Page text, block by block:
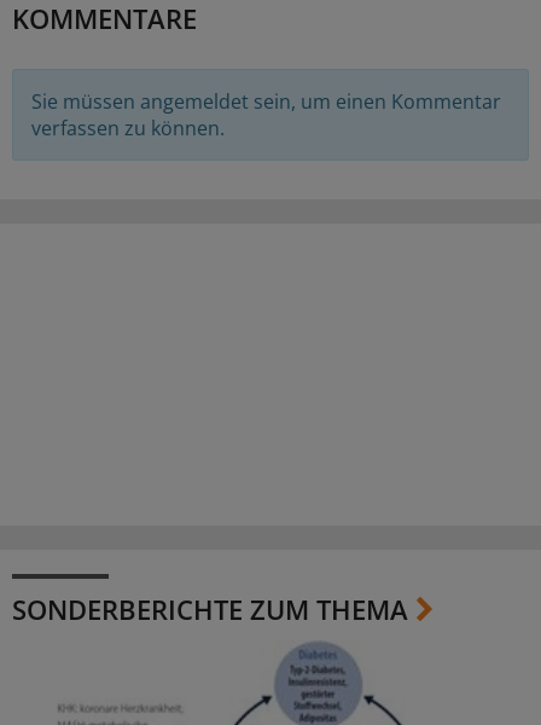
KOMMENTARE
Sie müssen angemeldet sein, um einen Kommentar
verfassen zu können.
SONDERBERICHTE ZUM THEMA